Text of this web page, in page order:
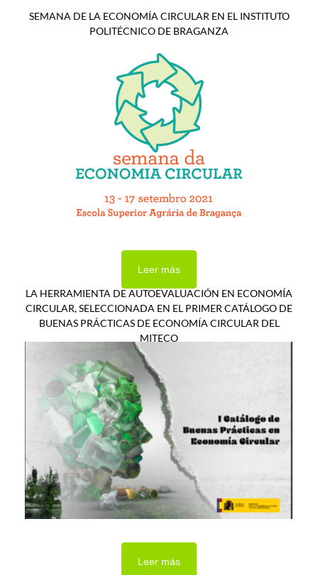
SEMANA DE LA ECONOMÍA CIRCULAR EN EL INSTITUTO
POLITÉCNICO DE BRAGANZA
Leer más
LA HERRAMIENTA DE AUTOEVALUACIÓN EN ECONOMÍA
CIRCULAR, SELECCIONADA EN EL PRIMER CATÁLOGO DE
BUENAS PRÁCTICAS DE ECONOMÍA CIRCULAR DEL
MITECO
Leer más